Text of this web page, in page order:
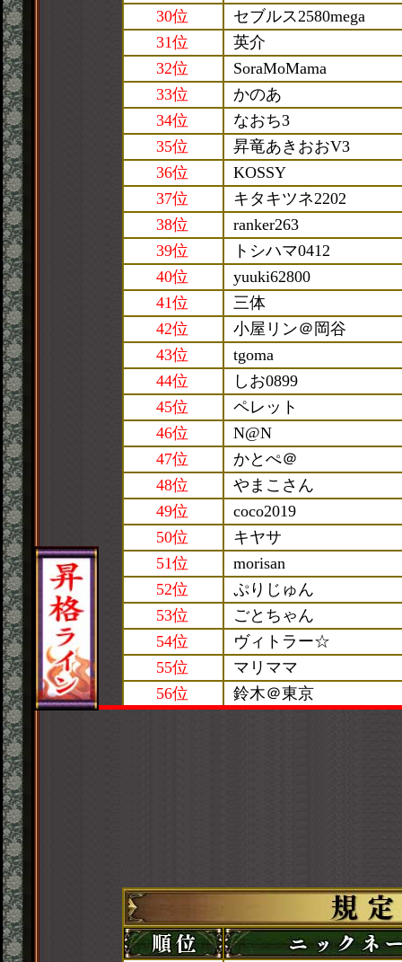
30位
セブルス2580mega
31位
英介
32位
SoraMoMama
33位
かのあ
34位
なおち3
35位
昇竜あきおおV3
36位
KOSSY
37位
キタキツネ2202
38位
ranker263
39位
トシハマ0412
40位
yuuki62800
41位
三体
42位
小屋リン＠岡谷
43位
tgoma
44位
しお0899
45位
ペレット
46位
N@N
47位
かとぺ＠
48位
やまこさん
49位
coco2019
50位
キヤサ
51位
morisan
52位
ぷりじゅん
53位
ごとちゃん
54位
ヴィトラー☆
55位
マリママ
56位
鈴木＠東京